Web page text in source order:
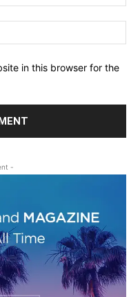
in this browser for the
-